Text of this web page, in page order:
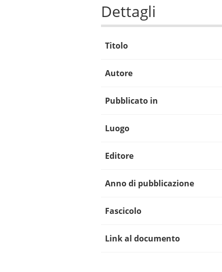
Dettagli
Titolo
Autore
Pubblicato in
Luogo
Editore
Anno di pubblicazione
Fascicolo
Link al documento